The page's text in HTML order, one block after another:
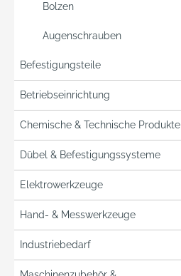
Bolzen
Augenschrauben
Befestigungsteile
Betriebseinrichtung
Chemische & Technische Produkte
Dübel & Befestigungssysteme
Elektrowerkzeuge
Hand- & Messwerkzeuge
Industriebedarf